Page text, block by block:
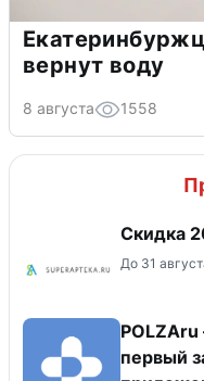
вернут воду
8 августа 1558
Скидка
До 31
POLZAru
первый